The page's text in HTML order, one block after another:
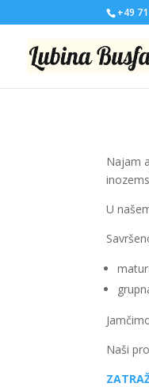
+49
Najam
U
Naši